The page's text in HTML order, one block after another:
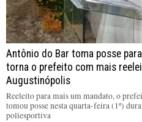
Antônio do Bar toma posse
torna o prefeito com mais
Augustinópolis
Reeleito para mais um mandato, o
tomou posse nesta quarta-feira (1º)
poliesportiva